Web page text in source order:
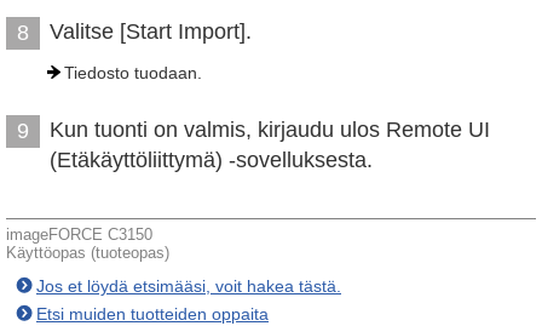
8 Valitse [Start Import].
Tiedosto tuodaan.
9
Kun tuonti on valmis, kirjaudu ulos Remote UI
(Etäkäyttöliittymä) -sovelluksesta.
imageFORCE C3150
Käyttöopas (tuoteopas)
Jos et löydä etsimääsi, voit hakea tästä.
Etsi muiden tuotteiden oppaita